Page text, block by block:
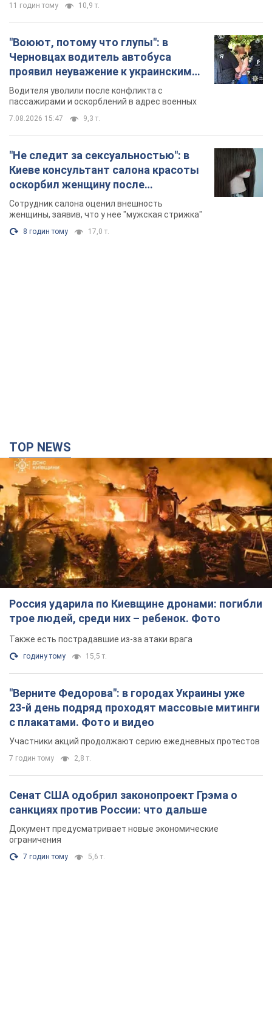
11 годин тому 10,9 т.
"Воюют, потому что глупы": в
Черновцах водитель автобуса
проявил неуважение к украинским
военным и поплатился за это.
Видео
Водителя уволили после конфликта с
пассажирами и оскорблений в адрес военных
7.08.2026 15:47 9,3 т.
"Не следит за сексуальностью": в
Киеве консультант салона красоты
оскорбил женщину после
химиотерапии, разгорелся скандал.
Фото
Сотрудник салона оценил внешность
женщины, заявив, что у нее "мужская стрижка"
8 годин тому 17,0 т.
TOP NEWS
Россия ударила по Киевщине дронами: погибли
трое людей, среди них – ребенок. Фото
Также есть пострадавшие из-за атаки врага
годину тому 15,5 т.
"Верните Федорова": в городах Украины уже
23-й день подряд проходят массовые митинги
с плакатами. Фото и видео
Участники акций продолжают серию ежедневных протестов
7 годин тому 2,8 т.
Сенат США одобрил законопроект Грэма о
санкциях против России: что дальше
Документ предусматривает новые экономические
ограничения
7 годин тому 5,6 т.